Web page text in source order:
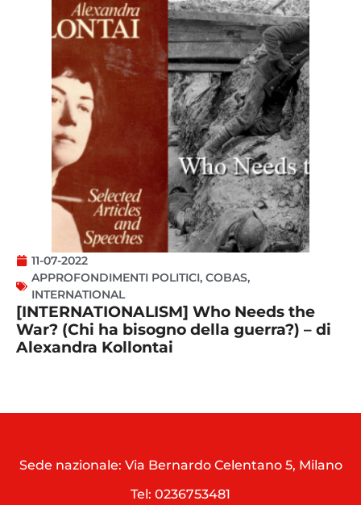
11-07-2022
APPROFONDIMENTI POLITICI, COBAS,
INTERNATIONAL
[INTERNATIONALISM] Who Needs the
War? (Chi ha bisogno della guerra?) – di
Alexandra Kollontai
Sede nazionale: Via Bernardo Celentano 5, Milano
Tel: 0236753481